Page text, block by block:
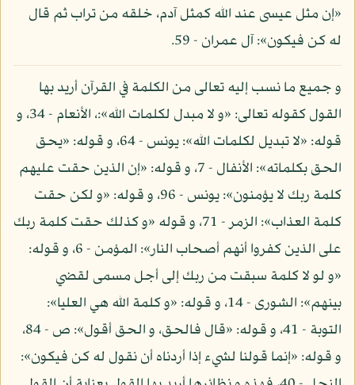
«إن مثل عيسى عند الله كمثل آدم، خلقه من تراب ثم قال
له كن فيكون»: آل عمران - 59.
و جميع ما نسب إليه تعالى من الكلمة في القرآن أريد بها
القول كقوله تعالى: «و لا مبدل لكلمات الله»:، الأنعام - 34، و
قوله: «لا تبديل لكلمات الله»: يونس - 64، و قوله: «يحق
الحق بكلماته»: الأنفال - 7، و قوله: «إن الذين حقت عليهم
كلمة ربك لا يؤمنون»: يونس - 96، و قوله: «و لكن حقت
كلمة العذاب»: الزمر - 71، و قوله «و كذلك حقت كلمة ربك
على الذين كفروا أنهم أصحاب النار»: المؤمن - 6، و قوله:
«و لو لا كلمة سبقت من ربك إلى أجل مسمى لقضي
بينهم»: الشورى - 14، و قوله: «و كلمة الله هي العليا»:
التوبة - 41، و قوله: «قال فالحق، و الحق أقول»: ص - 84،
و قوله: «إنما قولنا لشيء إذا أردناه أن نقول له كن فيكون»: